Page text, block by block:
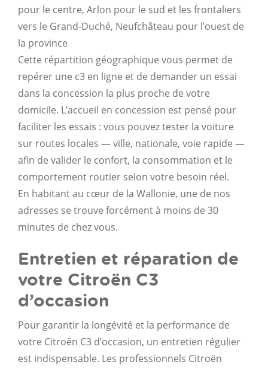
pour le centre, Arlon pour le sud et les frontaliers
vers le Grand-Duché, Neufchâteau pour l’ouest de
la province
Cette répartition géographique vous permet de
repérer une c3 en ligne et de demander un essai
dans la concession la plus proche de votre
domicile. L’accueil en concession est pensé pour
faciliter les essais : vous pouvez tester la voiture
sur routes locales — ville, nationale, voie rapide —
afin de valider le confort, la consommation et le
comportement routier selon votre besoin réel.
En habitant au cœur de la Wallonie, une de nos
adresses se trouve forcément à moins de 30
minutes de chez vous.
Entretien et réparation de
votre Citroën C3
d’occasion
Pour garantir la longévité et la performance de
votre Citroën C3 d’occasion, un entretien régulier
est indispensable. Les professionnels Citroën